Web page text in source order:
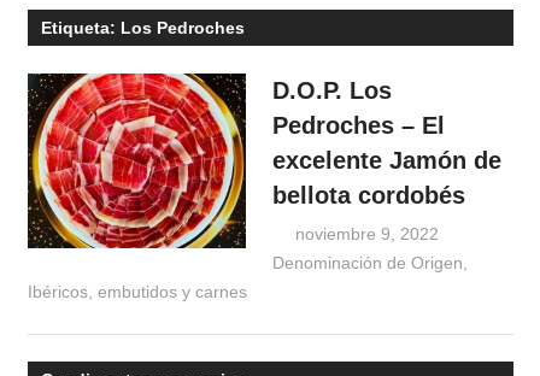
Etiqueta: Los Pedroches
D.O.P. Los
Pedroches – El
excelente Jamón de
bellota cordobés
noviembre 9, 2022
Windrose
Denominación de Origen,
Ibéricos, embutidos y carnes